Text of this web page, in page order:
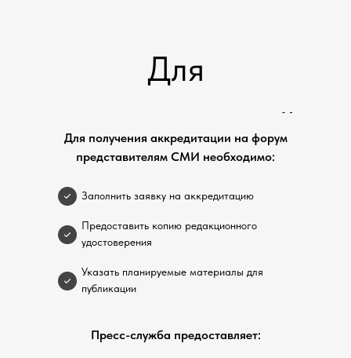
Для
представителей
СМИ
Предоставить копию редакционного
удостоверения
Заполнить заявку на аккредитацию
Указать планируемые материалы для
публикации
Для получения аккредитации на форум
представителям СМИ необходимо:
Пресс-служба предоставляет: